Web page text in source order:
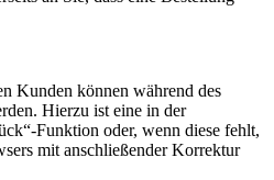
Kunden können während des
Hierzu ist eine in der
Funktion oder, wenn diese fehlt,
mit anschließender Korrektur